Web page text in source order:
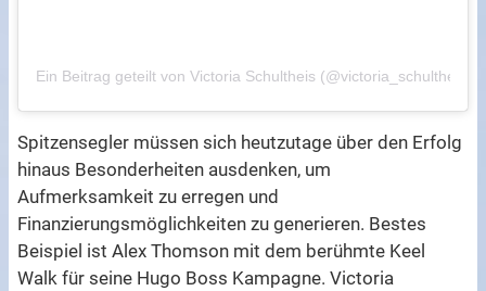
Ein Beitrag geteilt von Victoria Schultheis (@victoria_schultheis)
Spitzensegler müssen sich heutzutage über den Erfolg
hinaus Besonderheiten ausdenken, um
Aufmerksamkeit zu erregen und
Finanzierungsmöglichkeiten zu generieren. Bestes
Beispiel ist Alex Thomson mit dem berühmte Keel
Walk für seine Hugo Boss Kampagne. Victoria